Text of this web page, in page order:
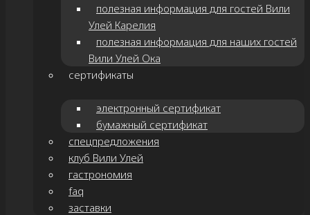
полезная информация для гостей Вили
Улей Карелия
полезная информация для наших гостей
Вили Улей Ока
сертификаты
электронный сертификат
бумажный сертификат
спецпредложения
клуб Вили Улей
гастрономия
faq
заставки